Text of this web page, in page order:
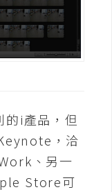
i產品，但
，洽
、另一
Store可